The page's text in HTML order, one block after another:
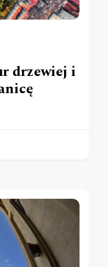
drzewiej i